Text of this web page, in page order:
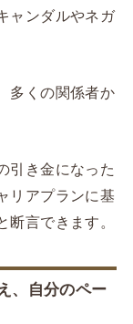
ャンダルやネガ
多くの関係者か
引き金になった
リアプランに基
言できます。
、自分のペー